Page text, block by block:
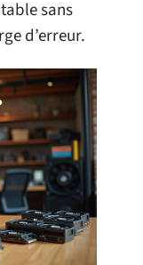
sans
d’erreur.